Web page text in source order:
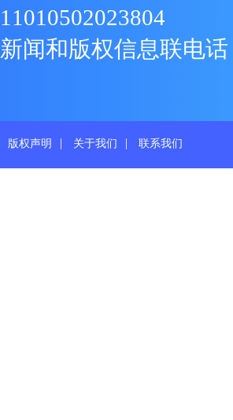
11010502023804
新闻和版权信息联电话
版权声明 | 关于我们 | 联系我们